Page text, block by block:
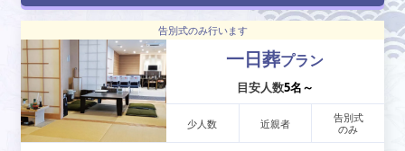
告別式のみ行います
一日葬プラン
目安人数5名～
少人数 近親者
告別式
のみ